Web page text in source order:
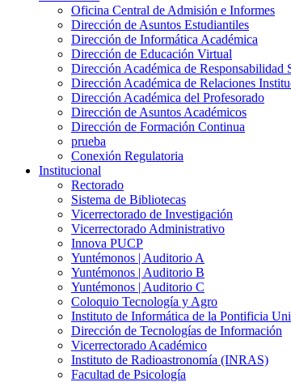
Oficina Central de Admisión e Informes
Dirección de Asuntos Estudiantiles
Dirección de Informática Académica
Dirección de Educación Virtual
Dirección Académica de Responsabilidad
Dirección Académica de Relaciones
Dirección Académica del Profesorado
Dirección de Asuntos Académicos
Dirección de Formación Continua
prueba
Conexión Regulatoria
Institucional
Rectorado
Sistema de Bibliotecas
Vicerrectorado de Investigación
Vicerrectorado Administrativo
Innova PUCP
Yuntémonos | Auditorio A
Yuntémonos | Auditorio B
Yuntémonos | Auditorio C
Coloquio Tecnología y Agro
Instituto de Informática de la Pontificia
Dirección de Tecnologías de Información
Vicerrectorado Académico
Instituto de Radioastronomía (INRAS)
Facultad de Psicología